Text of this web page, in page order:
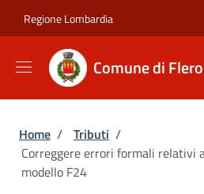
Regione Lombardia
Comune di Flero
Briciole di pane
Home / Tributi /
Correggere errori formali relativi
modello F24